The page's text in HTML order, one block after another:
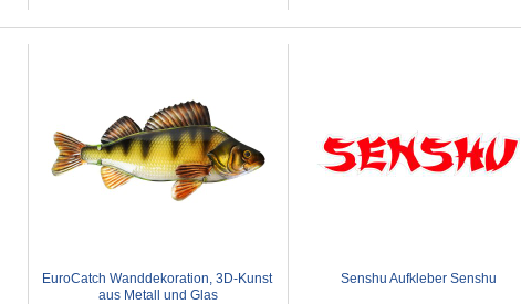
EuroCatch Wanddekoration, 3D-Kunst
aus Metall und Glas
Senshu Aufkleber Senshu